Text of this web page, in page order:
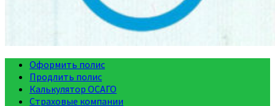
Оформить полис
Продлить полис
Калькулятор ОСАГО
Страховые компании